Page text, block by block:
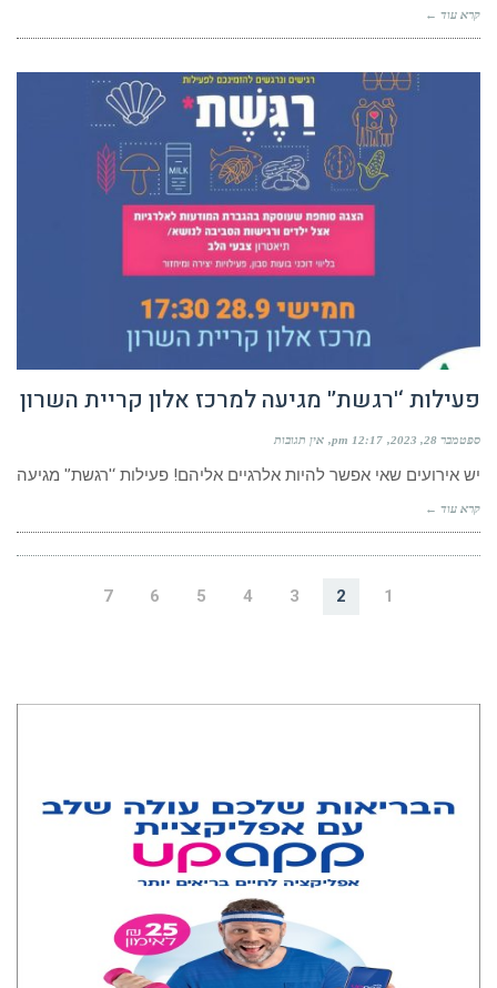
פעילות ‘'רגשת’' מגיעה למרכז אלון קריית השרון
ספטמבר 28, 2023 12:17 pm אין תגובות
יש אירועים שאי אפשר להיות אלרגיים אליהם! פעילות ‘'רגשת’' מגיעה
קרא עוד ←